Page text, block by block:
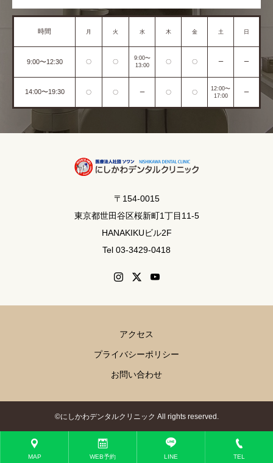
時間 月 火 水 木 金 土 日
9:00〜12:30 〇 〇
9:00〜
13:00
〇 〇 ー ー
14:00〜19:30 〇 〇 ー 〇 〇
12:00〜
17:00
ー
〒154-0015
東京都世田谷区桜新町1丁目11-5
HANAKIKUビル2F
Tel 03-3429-0418
アクセス
プライバシーポリシー
お問い合わせ
©にしかわデンタルクリニック All rights reserved.
MAP WEB予約 LINE TEL
This site is protected by reCAPTCHA and the GooglePrivacy Policy
Terms of